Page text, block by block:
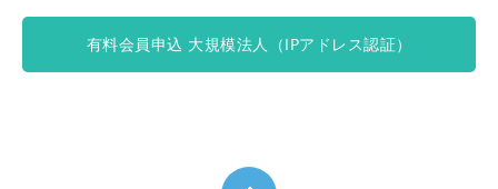
有料会員申込 大規模法人（IPアドレス認証）